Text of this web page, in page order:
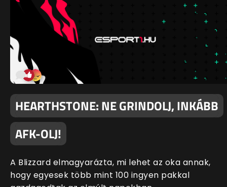
HEARTHSTONE: NE GRINDOLJ, INKÁBB
AFK-OLJ!
A Blizzard elmagyarázta, mi lehet az oka annak,
hogy egyesek több mint 100 ingyen pakkal